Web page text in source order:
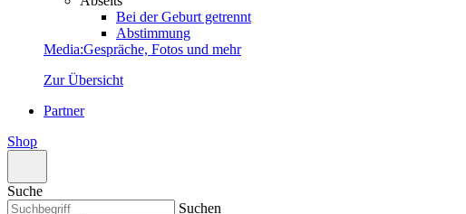
Bei der Geburt getrennt
Abstimmung
Media:Gespräche, Fotos und mehr
Zur Übersicht
Partner
Shop
Suche
Suchen